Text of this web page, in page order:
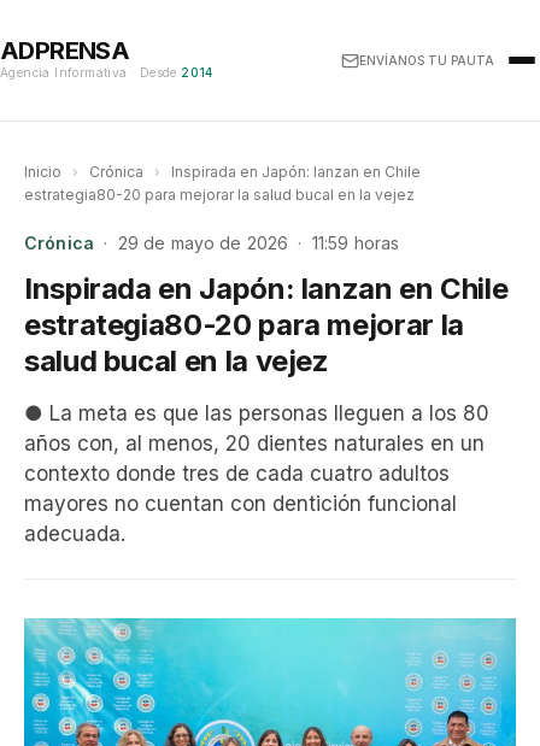
ADPRENSA
Agencia Informativa · Desde 2014
ENVÍANOS TU PAUTA
Inicio › Crónica ›
Inspirada en Japón: lanzan en Chile
estrategia80-20 para mejorar la salud bucal en la vejez
Crónica · 29 de mayo de 2026 · 11:59 horas
Inspirada en Japón: lanzan en Chile
estrategia80-20 para mejorar la
salud bucal en la vejez
● La meta es que las personas lleguen a los 80
años con, al menos, 20 dientes naturales en un
contexto donde tres de cada cuatro adultos
mayores no cuentan con dentición funcional
adecuada.